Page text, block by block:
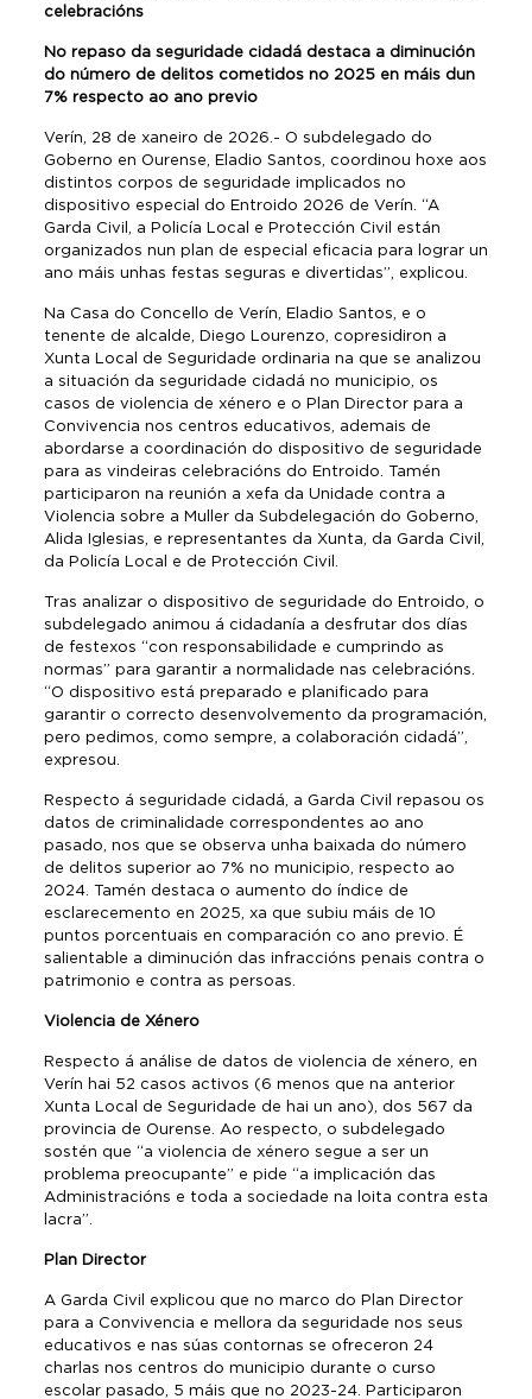
celebracións
No repaso da seguridade cidadá destaca a diminución
do número de delitos cometidos no 2025 en máis dun
7% respecto ao ano previo
Verín, 28 de xaneiro de 2026.- O subdelegado do
Goberno en Ourense, Eladio Santos, coordinou hoxe aos
distintos corpos de seguridade implicados no
dispositivo especial do Entroido 2026 de Verín. “A
Garda Civil, a Policía Local e Protección Civil están
organizados nun plan de especial eficacia para lograr un
ano máis unhas festas seguras e divertidas”, explicou.
Na Casa do Concello de Verín, Eladio Santos, e o
tenente de alcalde, Diego Lourenzo, copresidiron a
Xunta Local de Seguridade ordinaria na que se analizou
a situación da seguridade cidadá no municipio, os
casos de violencia de xénero e o Plan Director para a
Convivencia nos centros educativos, ademais de
abordarse a coordinación do dispositivo de seguridade
para as vindeiras celebracións do Entroido. Tamén
participaron na reunión a xefa da Unidade contra a
Violencia sobre a Muller da Subdelegación do Goberno,
Alida Iglesias, e representantes da Xunta, da Garda Civil,
da Policía Local e de Protección Civil.
Tras analizar o dispositivo de seguridade do Entroido, o
subdelegado animou á cidadanía a desfrutar dos días
de festexos “con responsabilidade e cumprindo as
normas” para garantir a normalidade nas celebracións.
“O dispositivo está preparado e planificado para
garantir o correcto desenvolvemento da programación,
pero pedimos, como sempre, a colaboración cidadá”,
expresou.
Respecto á seguridade cidadá, a Garda Civil repasou os
datos de criminalidade correspondentes ao ano
pasado, nos que se observa unha baixada do número
de delitos superior ao 7% no municipio, respecto ao
2024. Tamén destaca o aumento do índice de
esclarecemento en 2025, xa que subiu máis de 10
puntos porcentuais en comparación co ano previo. É
salientable a diminución das infraccións penais contra o
patrimonio e contra as persoas.
Violencia de Xénero
Respecto á análise de datos de violencia de xénero, en
Verín hai 52 casos activos (6 menos que na anterior
Xunta Local de Seguridade de hai un ano), dos 567 da
provincia de Ourense. Ao respecto, o subdelegado
sostén que “a violencia de xénero segue a ser un
problema preocupante” e pide “a implicación das
Administracións e toda a sociedade na loita contra esta
lacra”.
Plan Director
A Garda Civil explicou que no marco do Plan Director
para a Convivencia e mellora da seguridade nos seus
educativos e nas súas contornas se ofreceron 24
charlas nos centros do municipio durante o curso
escolar pasado, 5 máis que no 2023-24. Participaron